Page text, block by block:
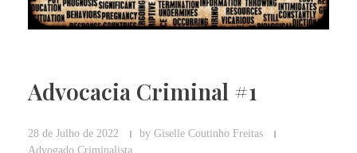
Advocacia Criminal #1
28 de Julho de 2022 by Giselle Coutinho Freitas
Advogado Criminalista